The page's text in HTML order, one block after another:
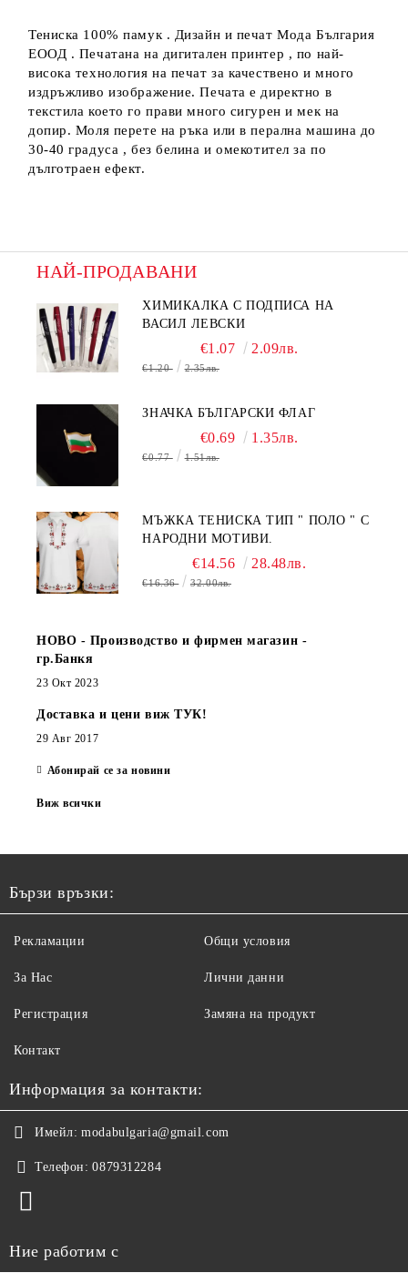
Тениска 100% памук . Дизайн и печат Мода България
ЕООД . Печатана на дигитален принтер , по най-
висока технология на печат за качествено и много
издръжливо изображение. Печата е директно в
текстила което го прави много сигурен и мек на
допир. Моля перете на ръка или в перална машина до
30-40 градуса , без белина и омекотител за по
дълготраен ефект.
НАЙ-ПРОДАВАНИ
ХИМИКАЛКА С ПОДПИСА НА
ВАСИЛ ЛЕВСКИ
€1.07 2.09лв.
€1.20 2.35лв.
ЗНАЧКА БЪЛГАРСКИ ФЛАГ
€0.69 1.35лв.
€0.77 1.51лв.
МЪЖКА ТЕНИСКА ТИП " ПОЛО " С
НАРОДНИ МОТИВИ.
€14.56 28.48лв.
€16.36 32.00лв.
НОВО - Производство и фирмен магазин -
гр.Банкя
23 Окт 2023
Доставка и цени виж ТУК!
29 Авг 2017
Абонирай се за новини
Виж всички
Бързи връзки:
Рекламации
За Нас
Регистрация
Контакт
Общи условия
Лични данни
Замяна на продукт
Информация за контакти:
Имейл: modabulgaria@gmail.com
Телефон: 0879312284
Ние работим с